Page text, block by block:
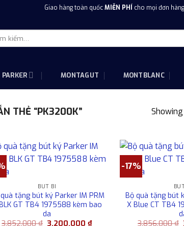
Giao hàng toàn quốcMIỄN PHÍ cho mọi đơn hàng
PARKER MONTAGUT MONTBLANC
THẺ “PK3200K”
BÚT BI
tặng bút ký Parker IM PRM
GT TB4 1975588 kèm bao
da
3.852.000₫ Giá
3.200.000₫Giá
-17%
Bộ quà tặng bút
X Blue CT TB4
3.856.000₫